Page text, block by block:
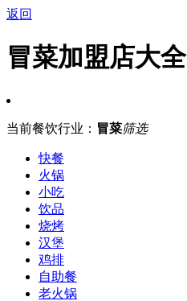
返回
冒菜加盟店大全
当前餐饮行业： 冒菜筛选
快餐
火锅
小吃
饮品
烧烤
汉堡
鸡排
自助餐
老火锅